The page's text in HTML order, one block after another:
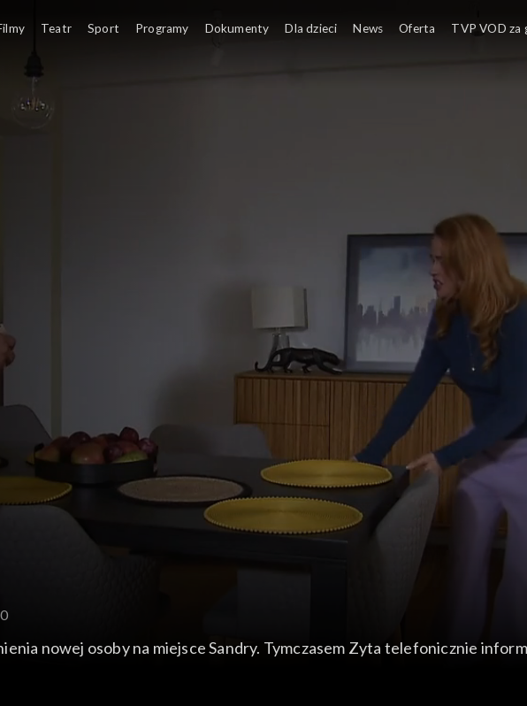
nowej osoby na miejsce Sandry. Tymczasem Zyta telefonicznie
Teatr Sport Programy Dokumenty Dla dzieci News Oferta TVP VOD za